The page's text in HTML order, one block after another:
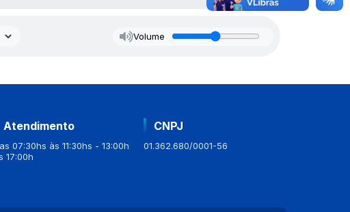
Volume
Atendimento
07:30hs às 11:30hs - 13:00h
17:00h
CNPJ
01.362.680/0001-56